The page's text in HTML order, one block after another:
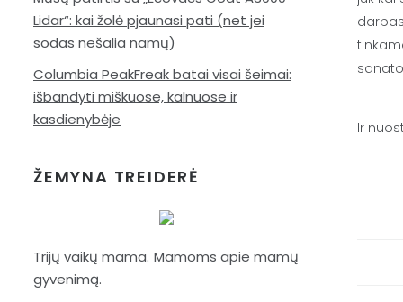
Ir
Lidar“: kai žolė pjaunasi pati (net jei
sodas nešalia namų)
Columbia PeakFreak batai visai šeimai:
išbandyti miškuose, kalnuose ir
kasdienybėje
ŽEMYNA TREIDERĖ
Trijų vaikų mama. Mamoms apie mamų
gyvenimą.